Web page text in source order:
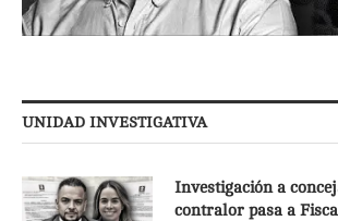
UNIDAD INVESTIGATIVA
Investigación a
contralor pasa a